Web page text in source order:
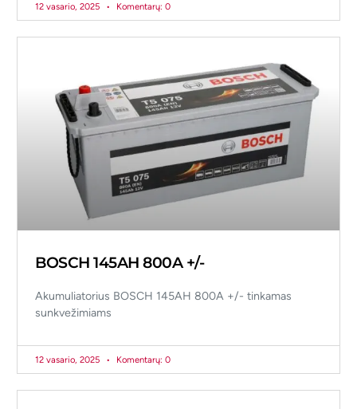
12 vasario, 2025 Komentarų: 0
BOSCH 145AH 800A +/-
Akumuliatorius BOSCH 145AH 800A +/- tinkamas
sunkvežimiams
12 vasario, 2025 Komentarų: 0